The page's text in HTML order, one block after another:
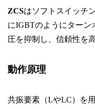
ZCSはソフトスイッチ
にIGBTのようにターン
圧を抑制し、信頼性を
動作原理
共振要素（LやLC）を